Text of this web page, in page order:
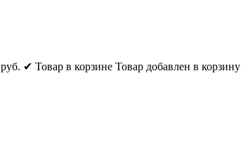
руб. ✔ Товар в корзине Товар добавлен в корзину